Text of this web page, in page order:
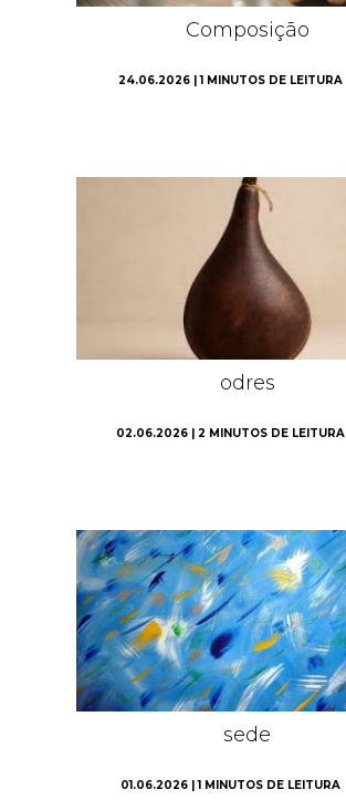
Composição
24.06.2026 | 1 MINUTOS DE LEITURA
odres
02.06.2026 | 2 MINUTOS DE LEITURA
sede
01.06.2026 | 1 MINUTOS DE LEITURA